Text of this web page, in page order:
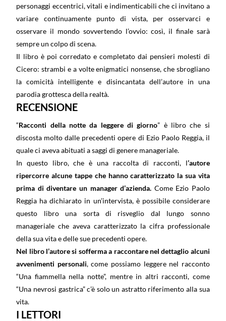
personaggi eccentrici, vitali e indimenticabili che ci invitano a
variare continuamente punto di vista, per osservarci e
osservare il mondo sovvertendo l’ovvio: così, il finale sarà
sempre un colpo di scena.
Il libro è poi corredato e completato dai pensieri molesti di
Cicero: strambi e a volte enigmatici nonsense, che sbrogliano
la comicità intelligente e disincantata dell’autore in una
parodia grottesca della realtà.
RECENSIONE
“Racconti della notte da leggere di giorno” è libro che si
discosta molto dalle precedenti opere di Ezio Paolo Reggia, il
quale ci aveva abituati a saggi di genere manageriale.
In questo libro, che è una raccolta di racconti, l’autore
ripercorre alcune tappe che hanno caratterizzato la sua vita
prima di diventare un manager d’azienda. Come Ezio Paolo
Reggia ha dichiarato in un’intervista, è possibile considerare
questo libro una sorta di risveglio dal lungo sonno
manageriale che aveva caratterizzato la cifra professionale
della sua vita e delle sue precedenti opere.
Nel libro l’autore si sofferma a raccontare nel dettaglio alcuni
avvenimenti personali, come possiamo leggere nel racconto
“Una fiammella nella notte”, mentre in altri racconti, come
“Una nevrosi gastrica” c’è solo un astratto riferimento alla sua
vita.
I LETTORI